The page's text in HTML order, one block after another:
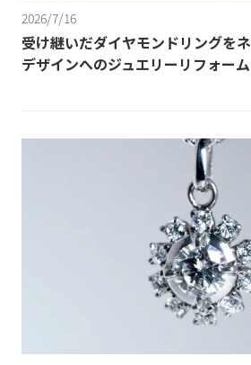
2026/7/16
受け継いだダイヤモンドリングを
デザインへのジュエリーリフォーム